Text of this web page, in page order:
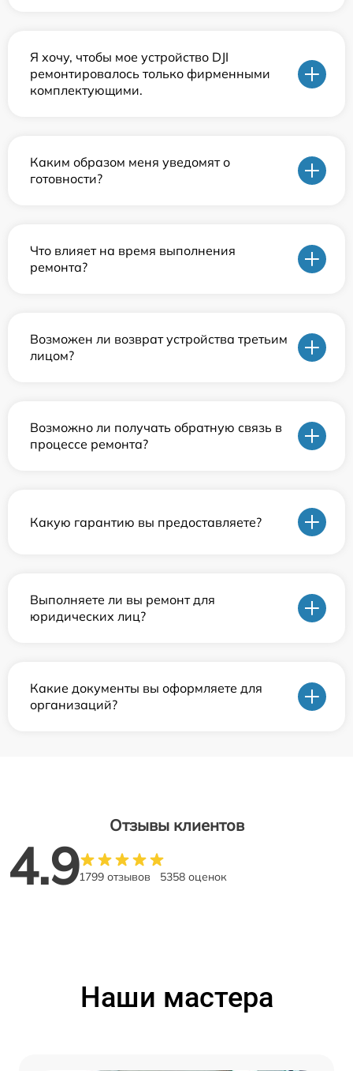
Я хочу, чтобы мое устройство DJI
ремонтировалось только фирменными
комплектующими.
Каким образом меня уведомят о
готовности?
Что влияет на время выполнения
ремонта?
Возможен ли возврат устройства третьим
лицом?
Возможно ли получать обратную связь в
процессе ремонта?
Какую гарантию вы предоставляете?
Выполняете ли вы ремонт для
юридических лиц?
Какие документы вы оформляете для
организаций?
Отзывы клиентов
4.91799 отзывов 5358 оценок
Наши мастера